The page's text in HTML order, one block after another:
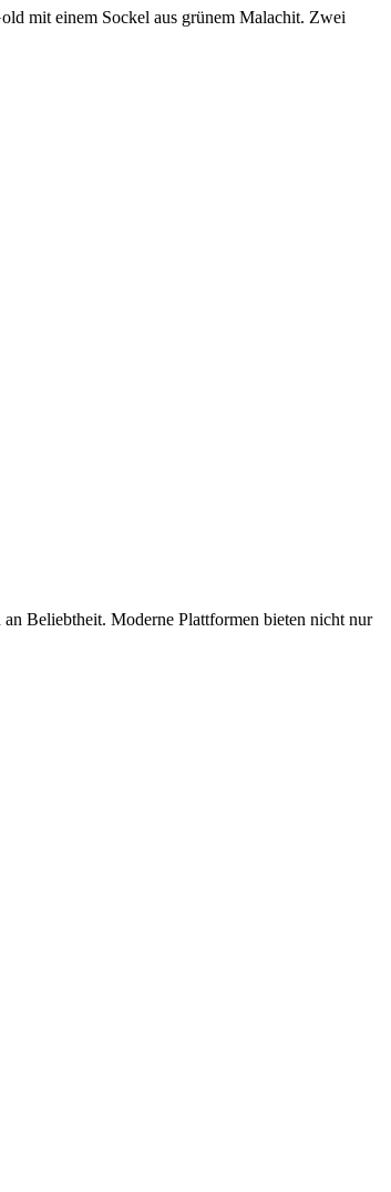
mit einem Sockel aus grünem Malachit. Zwei
Beliebtheit. Moderne Plattformen bieten nicht nur